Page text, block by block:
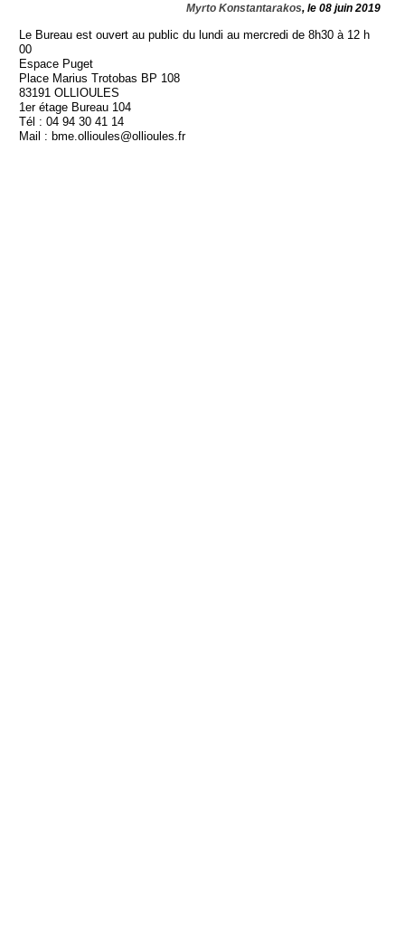
Myrto Konstantarakos, le 08 juin 2019
Le Bureau est ouvert au public du lundi au mercredi de 8h30 à 12 h
00
Espace Puget
Place Marius Trotobas BP 108
83191 OLLIOULES
1er étage Bureau 104
Tél : 04 94 30 41 14
Mail : bme.ollioules@ollioules.fr